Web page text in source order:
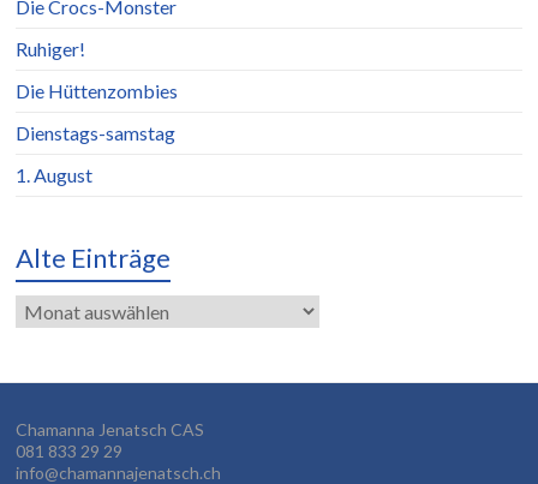
Die Crocs-Monster
Ruhiger!
Die Hüttenzombies
Dienstags-samstag
1. August
Alte Einträge
Alte
Einträge
Chamanna Jenatsch CAS
081 833 29 29
info@chamannajenatsch.ch